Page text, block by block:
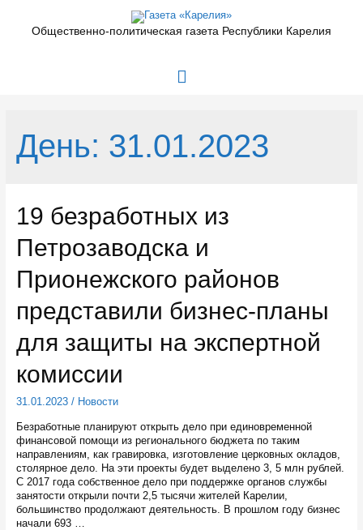
содержимомуОбщественно-политическая газета Республики Карелия
Главное
День: 31.01.2023
19 безработных из
Петрозаводска и
Прионежского районов
представили бизнес-планы
для защиты на экспертной
комиссии
31.01.2023/ Новости
Безработные планируют открыть дело при единовременной
финансовой помощи из регионального бюджета по таким
направлениям, как гравировка, изготовление церковных окладов,
столярное дело. На эти проекты будет выделено 3, 5 млн рублей.
С 2017 года собственное дело при поддержке органов службы
занятости открыли почти 2,5 тысячи жителей Карелии,
большинство продолжают деятельность. В прошлом году бизнес
начали 693 …